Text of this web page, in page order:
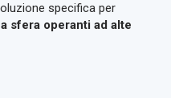
specifica per
sfera operanti ad alte